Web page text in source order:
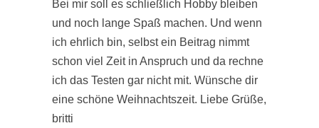
Bei mir soll es schließlich Hobby bleiben
und noch lange Spaß machen. Und wenn
ich ehrlich bin, selbst ein Beitrag nimmt
schon viel Zeit in Anspruch und da rechne
ich das Testen gar nicht mit. Wünsche dir
eine schöne Weihnachtszeit. Liebe Grüße,
britti